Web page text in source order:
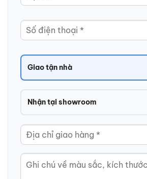
Giao tận nhà
Nhận tại showroom